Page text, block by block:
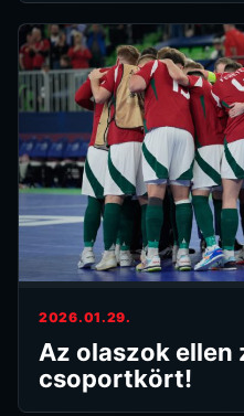
2026.01.29.
Az olaszok ellen
csoportkört!